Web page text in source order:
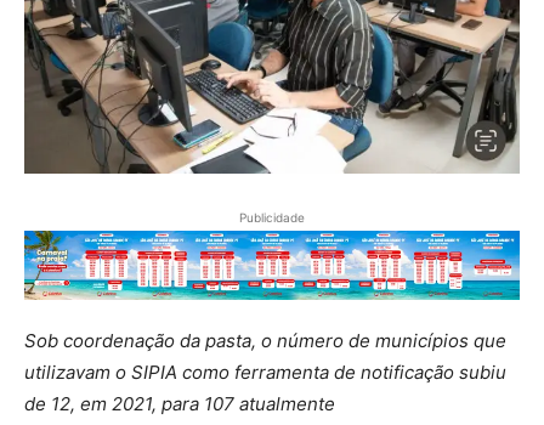
Publicidade
Sob coordenação da pasta, o número de municípios que
utilizavam o SIPIA como ferramenta de notificação subiu
de 12, em 2021, para 107 atualmente